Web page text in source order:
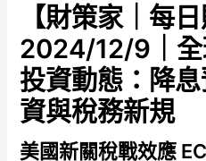
【財策家｜每
2024/12/9｜全
投資動態：降
資與稅務新規
美國新關稅戰效應